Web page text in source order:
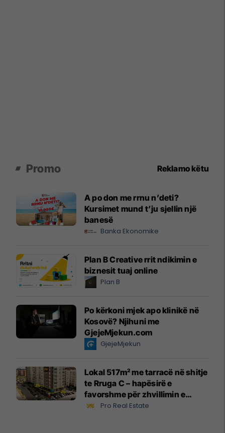
Promo Reklamo këtu
A po don me rrnu n’deti?
Kursimet mund t’ju sjellin një
banesë
Banka Ekonomike
Plan B Creative rrit ndikimin e
biznesit tuaj online
Plan B
Po kërkoni mjek apo klinikë në
Kosovë? Njihuni me
GjejeMjekun.com
GjejeMjekun
Lokal 517m² me tarracë në shitje
te Rruga C – hapësirë e
favorshme për zhvillimin e
biznesit #15796
Pro Real Estate